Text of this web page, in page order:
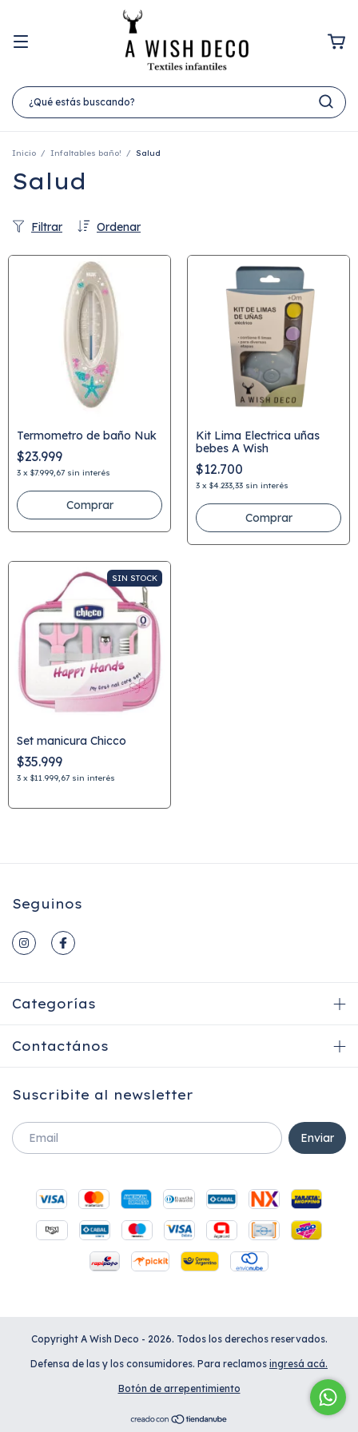
Inicio / Infaltables baño! / Salud
Salud
Ordenar
Filtrar
Termometro de baño Nuk
$23.999
3 x $7.999,67 sin interés
Comprar
Kit Lima Electrica uñas
bebes A Wish
$12.700
3 x $4.233,33 sin interés
Comprar
SIN STOCK
Set manicura Chicco
$35.999
3 x $11.999,67 sin interés
Seguinos
Categorías
Contactános
Suscribite al newsletter
Copyright A Wish Deco - 2026. Todos los derechos reservados.
Defensa de las y los consumidores. Para reclamos ingresá acá.
Botón de arrepentimiento